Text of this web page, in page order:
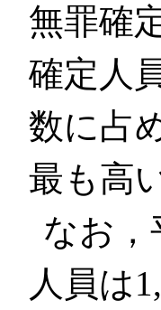
無罪確
確定人
数に占
最も高
なお，
人員は